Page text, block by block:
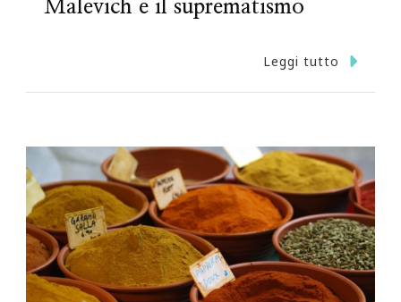
Malevich e il suprematismo
Leggi tutto